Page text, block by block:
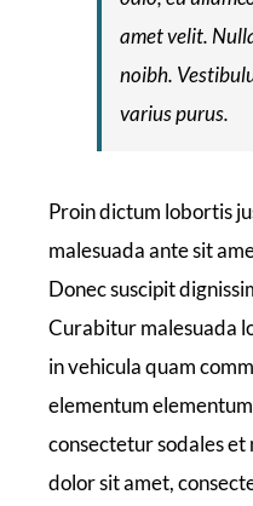
amet velit.
noibh.
varius purus.
Proin dictum lobortis
malesuada ante sit
Donec suscipit
Curabitur malesuada
in vehicula quam
elementum
consectetur sodales et
dolor sit amet,